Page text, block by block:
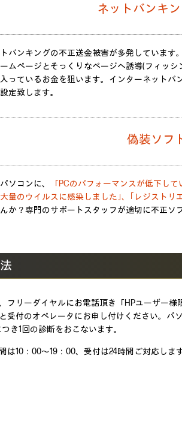
ネットバンキ
バンキングの不正送金被害が多発しています。
ムページとそっくりなページへ誘導(フィッ
っているお金を狙います。インターネット
定致します。
偽装ソフ
ソコンに、
「PCのパフォーマンスが低下し
量のウイルスに感染しました｣、｢レジストリ
か？専門のサポートスタッフが適切に不正ソ
フリーダイヤルにお電話頂き「HPユーザー様
受付のオペレータにお申し付けください。パ
き1回の診断をおこないます。
は10：00～19：00、受付は24時間ご対応します